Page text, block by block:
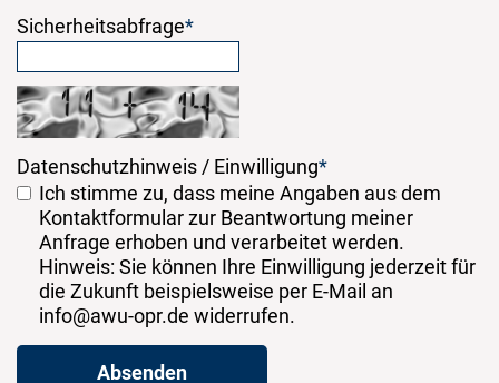
Sicherheitsabfrage*
Datenschutzhinweis / Einwilligung*
Ich stimme zu, dass meine Angaben aus dem
Kontaktformular zur Beantwortung meiner
Anfrage erhoben und verarbeitet werden.
Hinweis: Sie können Ihre Einwilligung jederzeit für
die Zukunft beispielsweise per E-Mail an
info@awu-opr.de widerrufen.